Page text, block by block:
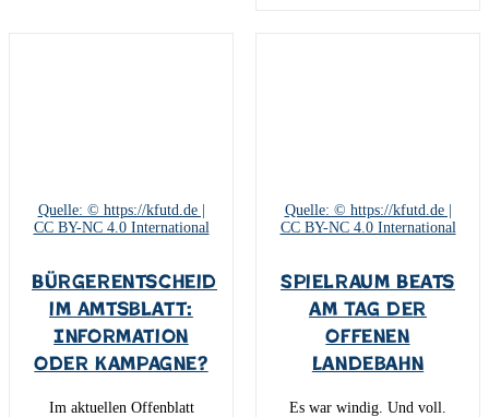
Quelle: © https://kfutd.de |
CC BY-NC 4.0 International
Bürgerentscheid
im Amtsblatt:
Information
oder Kampagne?
Im aktuellen Offenblatt
Quelle: © https://kfutd.de |
CC BY-NC 4.0 International
Spielraum Beats
am Tag der
offenen
Landebahn
Es war windig. Und voll.